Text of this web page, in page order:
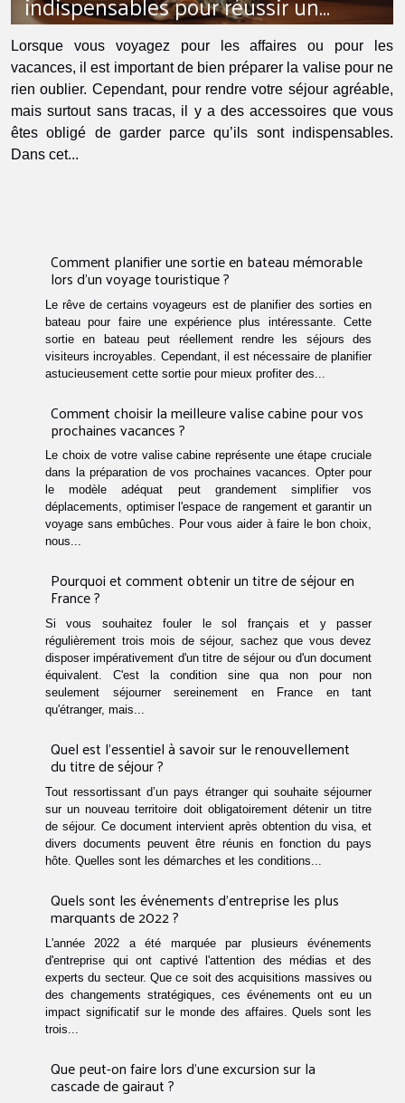
voyage ?
Lorsque vous voyagez pour les affaires ou pour les
vacances, il est important de bien préparer la valise pour ne
rien oublier. Cependant, pour rendre votre séjour agréable,
mais surtout sans tracas, il y a des accessoires que vous
êtes obligé de garder parce qu’ils sont indispensables.
Dans cet...
Comment planifier une sortie en bateau mémorable
lors d'un voyage touristique ?
Le rêve de certains voyageurs est de planifier des sorties en
bateau pour faire une expérience plus intéressante. Cette
sortie en bateau peut réellement rendre les séjours des
visiteurs incroyables. Cependant, il est nécessaire de planifier
astucieusement cette sortie pour mieux profiter des...
Comment choisir la meilleure valise cabine pour vos
prochaines vacances ?
Le choix de votre valise cabine représente une étape cruciale
dans la préparation de vos prochaines vacances. Opter pour
le modèle adéquat peut grandement simplifier vos
déplacements, optimiser l'espace de rangement et garantir un
voyage sans embûches. Pour vous aider à faire le bon choix,
nous...
Pourquoi et comment obtenir un titre de séjour en
France ?
Si vous souhaitez fouler le sol français et y passer
régulièrement trois mois de séjour, sachez que vous devez
disposer impérativement d'un titre de séjour ou d'un document
équivalent. C'est la condition sine qua non pour non
seulement séjourner sereinement en France en tant
qu'étranger, mais...
Quel est l’essentiel à savoir sur le renouvellement
du titre de séjour ?
Tout ressortissant d’un pays étranger qui souhaite séjourner
sur un nouveau territoire doit obligatoirement détenir un titre
de séjour. Ce document intervient après obtention du visa, et
divers documents peuvent être réunis en fonction du pays
hôte. Quelles sont les démarches et les conditions...
Quels sont les événements d'entreprise les plus
marquants de 2022 ?
L'année 2022 a été marquée par plusieurs événements
d'entreprise qui ont captivé l'attention des médias et des
experts du secteur. Que ce soit des acquisitions massives ou
des changements stratégiques, ces événements ont eu un
impact significatif sur le monde des affaires. Quels sont les
trois...
Que peut-on faire lors d'une excursion sur la
cascade de gairaut ?